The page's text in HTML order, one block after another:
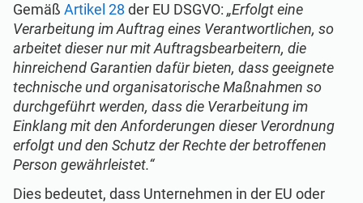
Gemäß Artikel 28 der EU DSGVO: „Erfolgt eine
Verarbeitung im Auftrag eines Verantwortlichen, so
arbeitet dieser nur mit Auftragsbearbeitern, die
hinreichend Garantien dafür bieten, dass geeignete
technische und organisatorische Maßnahmen so
durchgeführt werden, dass die Verarbeitung im
Einklang mit den Anforderungen dieser Verordnung
erfolgt und den Schutz der Rechte der betroffenen
Person gewährleistet.“
Dies bedeutet, dass Unternehmen in der EU oder